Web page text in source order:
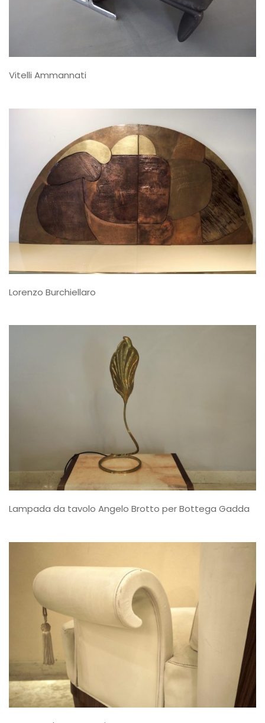
Vitelli Ammannati
Lorenzo Burchiellaro
Lampada da tavolo Angelo Brotto per Bottega Gadda